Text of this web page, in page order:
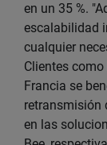
en un 35 %.
escalabilidad
cualquier
Clientes
Francia se
retransmisión
en las